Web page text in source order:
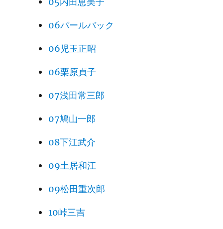
06パールバック
06児玉正昭
06栗原貞子
07浅田常三郎
07鳩山一郎
08下江武介
09土居和江
09松田重次郎
10峠三吉